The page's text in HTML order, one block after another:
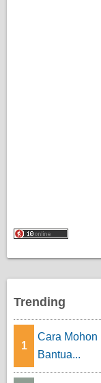
Trending
1
Cara Mohon
Bantua...